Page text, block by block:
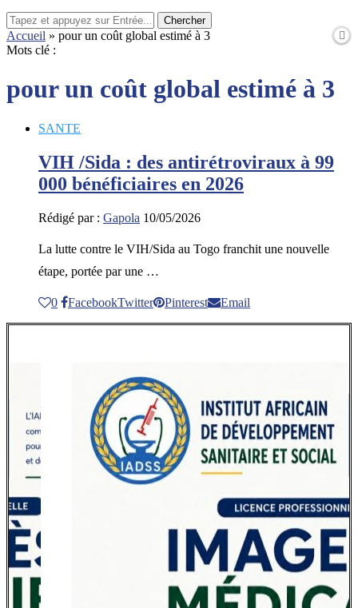
Chercher
Accueil » pour un coût global estimé à 3
Mots clé :
pour un coût global estimé à 3
SANTE
VIH /Sida : des antirétroviraux à 99
000 bénéficiaires en 2026
Rédigé par : Gapola 10/05/2026
La lutte contre le VIH/Sida au Togo franchit une nouvelle
étape, portée par une …
0 FacebookTwitter Pinterest Email